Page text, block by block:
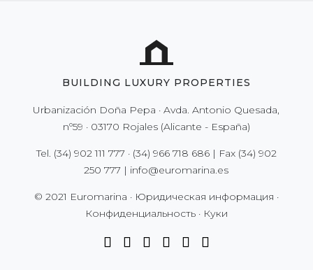
BUILDING LUXURY PROPERTIES
Urbanización Doña Pepa · Avda. Antonio Quesada,
nº59 · 03170 Rojales (Alicante - España)
Tel. (34) 902 111 777 · (34) 966 718 686| Fax (34) 902
250 777 | info@euromarina.es
© 2021 Euromarina · Юридическая информация ·
Конфиденциальность· Куки